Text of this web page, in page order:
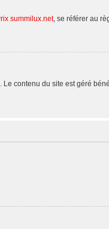
summilux.net, se référer au
Le contenu du site est géré